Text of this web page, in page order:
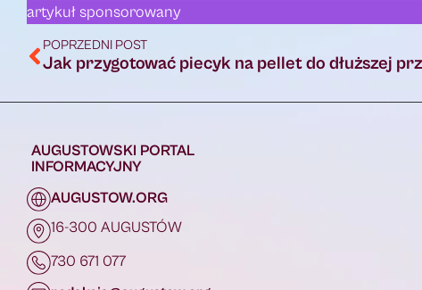
artykuł sponsorowany
POPRZEDNI POST
AUGUSTOWSKI PORTAL
INFORMACYJNY
AUGUSTOW.ORG
16-300 AUGUSTÓW
730 671 077